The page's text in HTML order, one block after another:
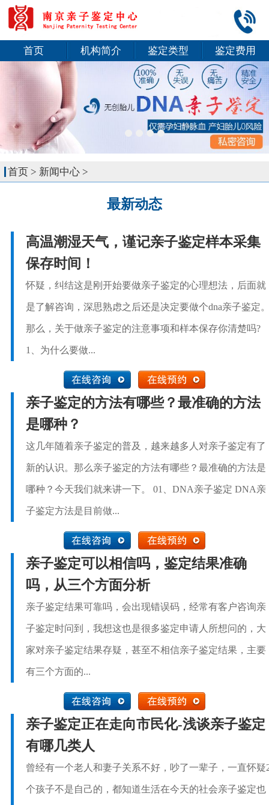
首页 机构简介 鉴定类型 鉴定费用
首页 > 新闻中心 >
最新动态
高温潮湿天气，谨记亲子鉴定样本采集
保存时间！
怀疑，纠结这是刚开始要做亲子鉴定的心理想法，后面就
是了解咨询，深思熟虑之后还是决定要做个dna亲子鉴定
那么，关于做亲子鉴定的注意事项和样本保存你清楚吗?
1、为什么要做...
亲子鉴定的方法有哪些？最准确的方法
是哪种？
这几年随着亲子鉴定的普及，越来越多人对亲子鉴定有了
新的认识。那么亲子鉴定的方法有哪些？最准确的方法是
哪种？今天我们就来讲一下。 01、DNA亲子鉴定 DNA亲
子鉴定方法是目前做...
亲子鉴定可以相信吗，鉴定结果准确
吗，从三个方面分析
亲子鉴定结果可靠吗，会出现错误码，经常有客户咨询亲
子鉴定时问到，我想这也是很多鉴定申请人所想问的，大
家对亲子鉴定结果存疑，甚至不相信亲子鉴定结果，主要
有三个方面的...
亲子鉴定正在走向市民化-浅谈亲子鉴定
有哪几类人
曾经有一个老人和妻子关系不好，吵了一辈子，一直怀疑
个孩子不是自己的，都知道生活在今天的社会亲子鉴定也